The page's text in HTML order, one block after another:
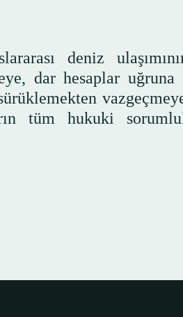
deniz
dar hesaplar uğruna
tüm hukuki